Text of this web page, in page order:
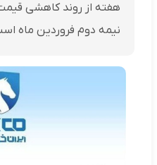
هفته از روند کاهشی
نیمه دوم فروردین ماه